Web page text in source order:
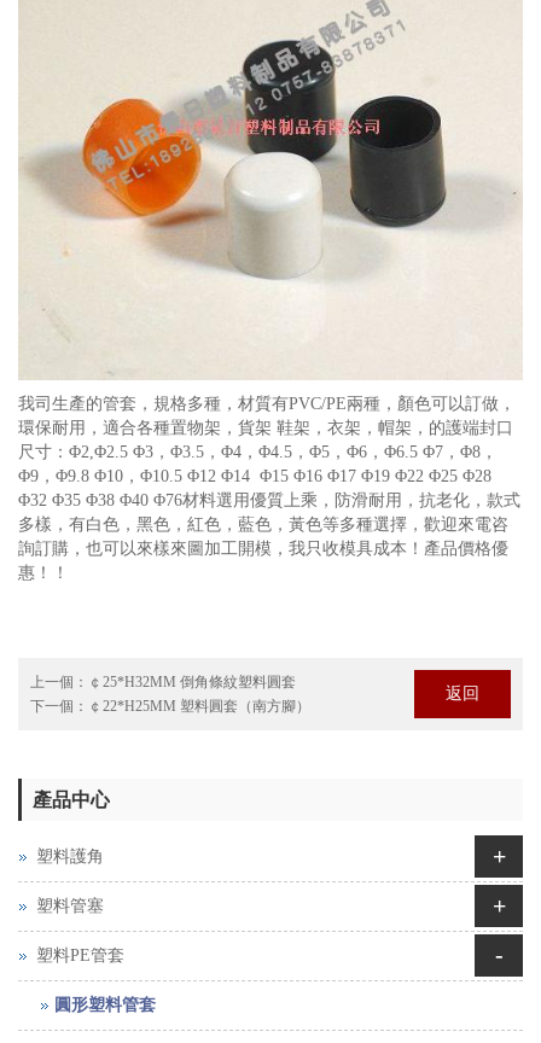
我司生產的管套，規格多種，材質有PVC/PE兩種，顏色可以訂做，
環保耐用，適合各種置物架，貨架 鞋架，衣架，帽架，的護端封口
尺寸：Φ2,Φ2.5 Φ3，Φ3.5，Φ4，Φ4.5，Φ5，Φ6，Φ6.5 Φ7，Φ8，
Φ9，Φ9.8 Φ10，Φ10.5 Φ12 Φ14 Φ15 Φ16 Φ17 Φ19 Φ22 Φ25 Φ28
Φ32 Φ35 Φ38 Φ40 Φ76材料選用優質上乘，防滑耐用，抗老化，款式
多樣，有白色，黑色，紅色，藍色，黃色等多種選擇，歡迎來電咨
詢訂購，也可以來樣來圖加工開模，我只收模具成本！產品價格優
惠！！
上一個： ￠25*H32MM 倒角條紋塑料圓套
下一個： ￠22*H25MM 塑料圓套（南方腳）
返回
產品中心
塑料護角 +
塑料管塞 +
塑料PE管套 -
圓形塑料管套